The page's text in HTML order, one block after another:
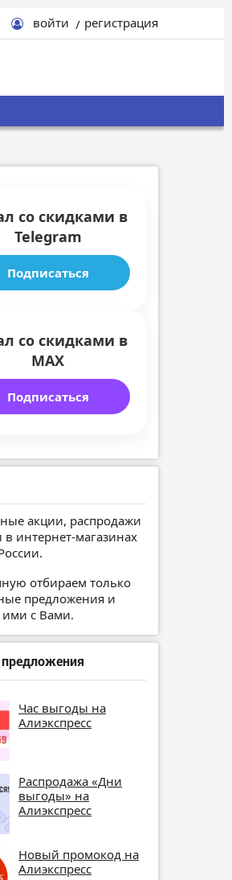
войти регистрация
со скидками в
Telegram
Подписаться
со скидками в
MAX
Подписаться
акции, распродажи
в интернет-магазинах
отбираем только
предложения и
ими с Вами.
предложения
Час выгоды на
Алиэкспресс
Распродажа «Дни
выгоды» на
Алиэкспресс
Новый промокод на
Алиэкспресс